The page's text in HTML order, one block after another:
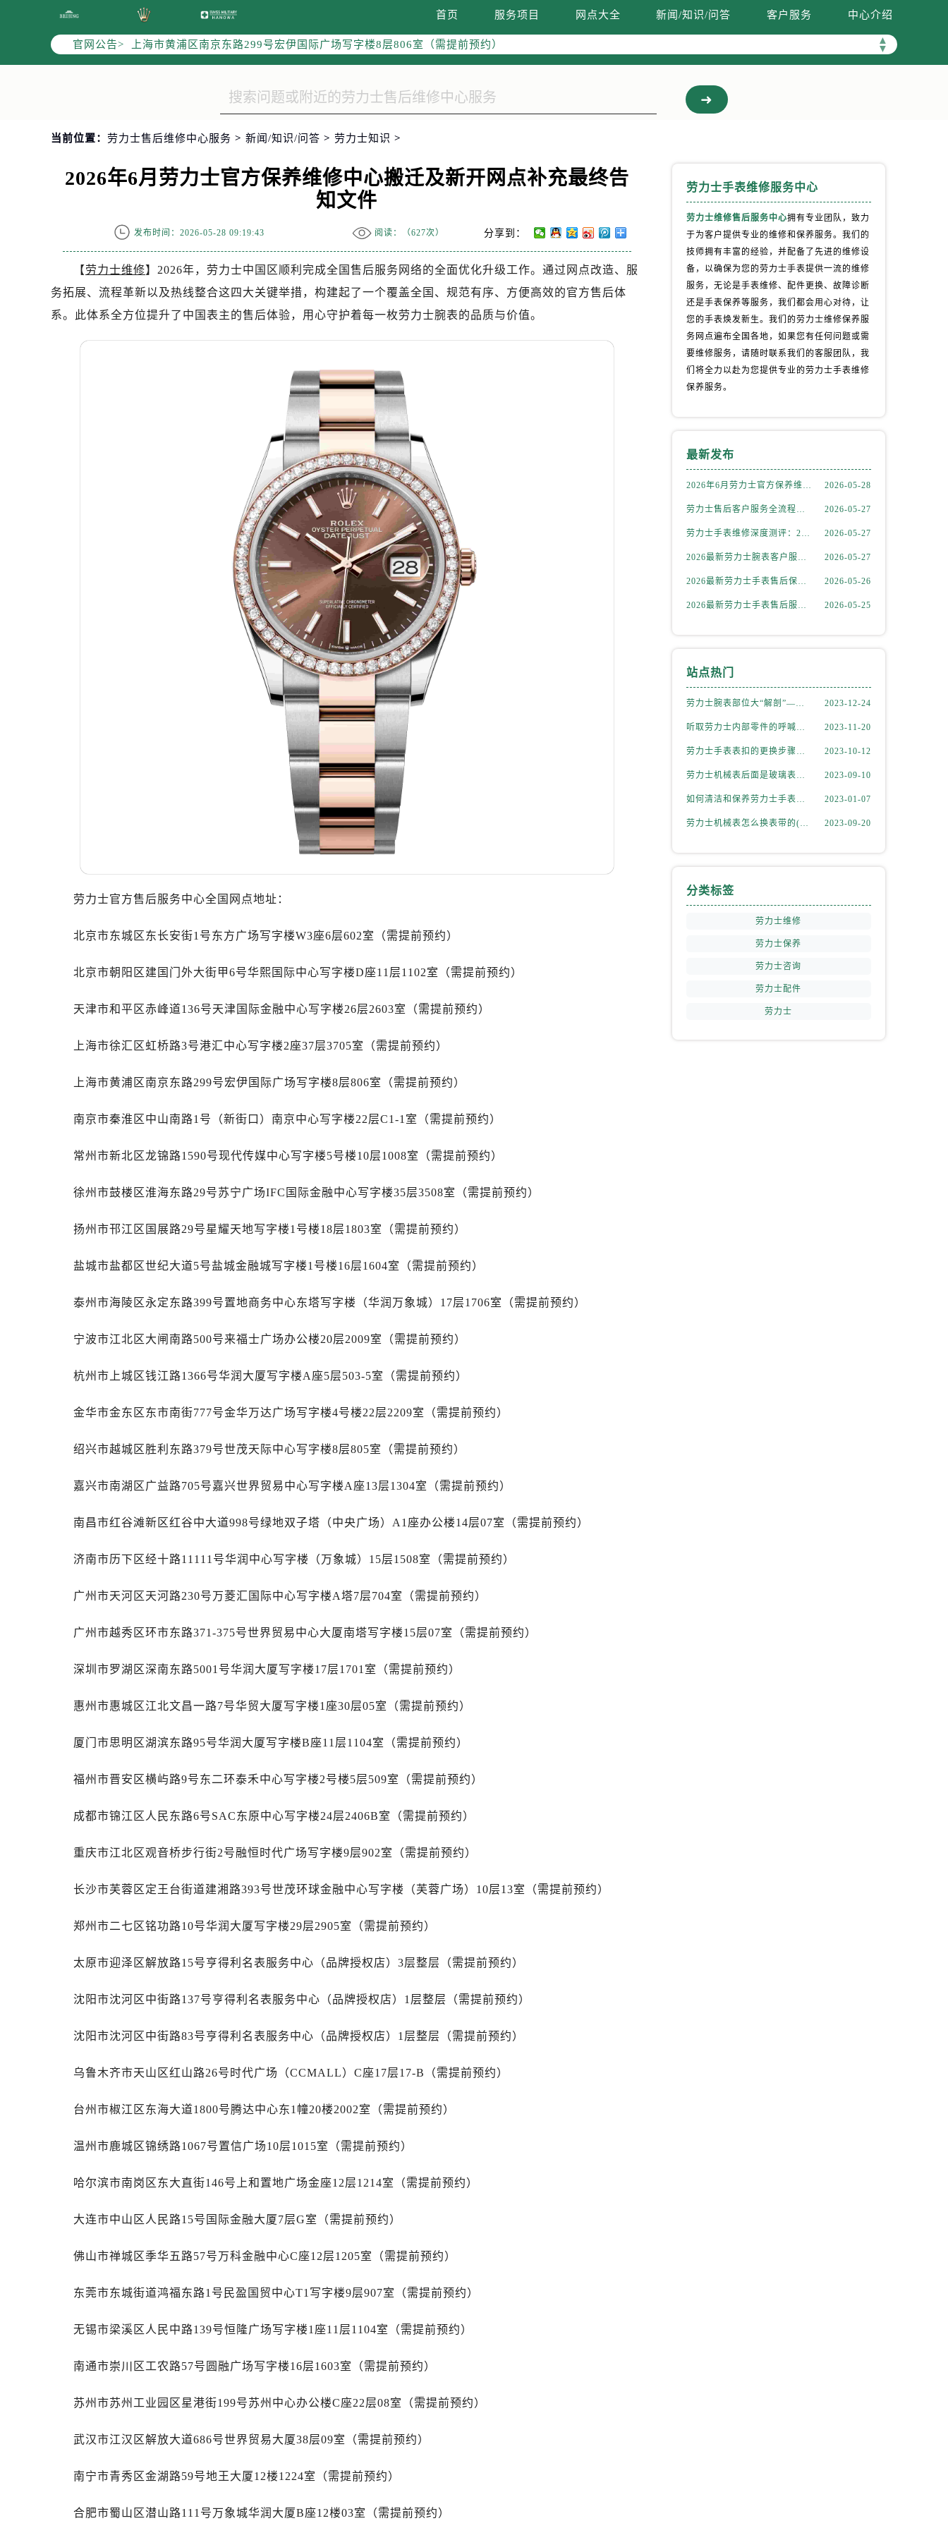
首页 服务项目 网点大全 新闻/知识/问答 客户服务 中心介绍
官网公告> ▲
▼
天津市和平区赤峰道136号天津国际金融中心写字楼26层2603室（需提前预约）
上海市徐汇区虹桥路3号港汇中心写字楼2座37层3705室（需提前预约）
上海市黄浦区南京东路299号宏伊国际广场写字楼8层806室（需提前预约）
南京市秦淮区中山南路1号（新街口）南京中心写字楼22层C1-1室（需提前预约）
徐州市鼓楼区淮海东路29号苏宁广场IFC国际金融中心写字楼35层3508室（需提前预约）
盐城市盐都区世纪大道5号盐城金融城写字楼1号楼16层1604室（需提前预约）
宁波市江北区大闸南路500号来福士广场办公楼20层2009室（需提前预约）
杭州市上城区钱江路1366号华润大厦写字楼A座5层503-5室（需提前预约）
绍兴市越城区胜利东路379号世茂天际中心写字楼8层805室（需提前预约）
嘉兴市南湖区广益路705号嘉兴世界贸易中心写字楼A座13层1304室（需提前预约）
济南市历下区经十路11111号华润中心写字楼（万象城）15层1508室（需提前预约）
广州市天河区天河路230号万菱汇国际中心写字楼A塔7层704室（需提前预约）
广州市越秀区环市东路371-375号世界贸易中心大厦南塔写字楼15层07室（需提前预约）
惠州市惠城区江北文昌一路7号华贸大厦写字楼1座30层05室（需提前预约）
厦门市思明区湖滨东路95号华润大厦写字楼B座11层1104室（需提前预约）
福州市晋安区横屿路9号东二环泰禾中心写字楼2号楼5层509室（需提前预约）
成都市锦江区人民东路6号SAC东原中心写字楼24层2406B室（需提前预约）
重庆市江北区观音桥步行街2号融恒时代广场写字楼9层902室（需提前预约）
长沙市芙蓉区定王台街道建湘路393号世茂环球金融中心写字楼（芙蓉广场）10层13室（需提前预约）
郑州市二七区铭功路10号华润大厦写字楼29层2905室（需提前预约）
太原市迎泽区解放路15号亨得利名表服务中心（品牌授权店）3层整层（需提前预约）
沈阳市沈河区中街路137号亨得利名表服务中心（品牌授权店）1层整层（需提前预约）
沈阳市沈河区中街路83号亨得利名表服务中心（品牌授权店）1层整层（需提前预约）
乌鲁木齐市天山区红山路26号时代广场（CCMALL）C座17层17-B（需提前预约）
温州市鹿城区锦绣路1067号置信广场10层1015室（需提前预约）
哈尔滨市南岗区东大直街146号上和置地广场金座12层1214室（需提前预约）
大连市中山区人民路15号国际金融大厦7层G室（需提前预约）
佛山市禅城区季华五路57号万科金融中心C座12层1205室（需提前预约）
东莞市东城街道鸿福东路1号民盈国贸中心T1写字楼9层907室（需提前预约）
无锡市梁溪区人民中路139号恒隆广场写字楼1座11层1104室（需提前预约）
南通市崇川区工农路57号圆融广场写字楼16层1603室（需提前预约）
苏州市苏州工业园区星港街199号苏州中心办公楼C座22层08室（需提前预约）
武汉市江汉区解放大道686号世界贸易大厦38层09室（需提前预约）
南宁市青秀区金湖路59号地王大厦12楼1224室（需提前预约）
合肥市蜀山区潜山路111号万象城华润大厦B座12楼03室（需提前预约）
泉州市丰泽区宝洲路729号浦西万达中心写字楼A座7楼709室（需提前预约）
青岛市南区山东路6号华润大厦B座22层04室（需提前预约）
烟台市芝罘区胜利路139号万达金融中心A座907室（需提前预约）
长春市朝阳区西安大路727号中银大厦A座(旺进大厦)18层09室（需提前预约）
贵阳市南明区都司高架桥路33号亨特国际金融中心14楼14D（需提前预约）
石家庄市长安区中山东路39号勒泰中心写字楼B座13层07室（需提前预约）
海口市龙华区金贸东路5号海口华润大厦B座17层1707室（需提前预约）
台州市椒江区东海大道1800号腾达中心东1幢20楼2002室（需提前预约）
黑龙江省鹤岗市向阳区红军路劳力士售后服务中心（需提前预约）
黑龙江省鸡西市鸡冠区红军路劳力士售后服务中心（需提前预约）
黑龙江省佳木斯市向阳区长安路劳力士售后服务中心（需提前预约）
黑龙江省七台河市桃山区大同街劳力士售后服务中心（需提前预约）
黑龙江省双鸭山市尖山区新兴大街劳力士售后服务中心（需提前预约）
黑龙江省伊春市伊美区通河路劳力士售后服务中心（需提前预约）
吉林省白山市浑江区浑江大街劳力士售后服务中心（需提前预约）
吉林省辽源市龙山区人民大街劳力士售后服务中心（需提前预约）
吉林省四平市铁东区紫气大路与南九经街交汇处劳力士售后服务中心（需提前预约）
吉林省松原市宁江区五环大街劳力士售后服务中心（需提前预约）
吉林省延边市延吉市解放路劳力士售后服务中心（需提前预约）
辽宁省本溪市平山区胜利路劳力士售后服务中心（需提前预约）
辽宁省丹东市振兴区七经街劳力士售后服务中心（需提前预约）
辽宁省阜新市海州区解放大街劳力士售后服务中心（需提前预约）
辽宁省锦州市古塔区中央大街劳力士售后服务中心（需提前预约）
辽宁省盘锦市兴隆台区石油大街劳力士售后服务中心（需提前预约）
辽宁省铁岭市银州区南马路劳力士售后服务中心（需提前预约）
辽宁省沈阳市沈河区中街路137号亨得利名表维修授权店1楼劳力士售后服务中心（需提前预约）
北京市朝阳区建国门外大街甲6号华熙国际中心D座11层1102室劳力士售后服务中心（需提前预约）
河北省保定市竞秀区朝阳北大街北国先天下劳力士售后服务中心（需提前预约）
内蒙古自治区巴彦淖尔市临河区新华街劳力士售后服务中心（需提前预约）
内蒙古自治区赤峰市红山区哈达街劳力士售后服务中心（需提前预约）
内蒙古自治区呼伦贝尔市海拉尔区中央街劳力士售后服务中心（需提前预约）
内蒙古自治区通辽市科尔沁区明仁大街劳力士售后服务中心（需提前预约）
内蒙古自治区乌兰察布市集宁区恩和大街劳力士售后服务中心（需提前预约）
内蒙古自治区兴安盟市乌兰浩特市兴安大街劳力士售后服务中心（需提前预约）
山西省晋城市城区黄华街劳力士售后服务中心（需提前预约）
山西省临汾市尧都区解放路劳力士售后服务中心（需提前预约）
山西省朔州市朔城区怡西路与鄯阳西街交汇处劳力士售后服务中心（需提前预约）
山西省阳泉市郊区平阳东街与新城大道交叉口劳力士售后服务中心（需提前预约）
山西省运城市盐湖区河东街劳力士售后服务中心（需提前预约）
山西省太原市迎泽区迎泽街道解放路15号亨得利名表维修授权店3楼劳力士售后服务中心（需提前预约）
安徽省安庆市迎江区人民路劳力士售后服务中心（需提前预约）
安徽省亳州市谯城区魏武大道劳力士售后服务中心（需提前预约）
安徽省滁州市琅琊区南谯北路劳力士售后服务中心（需提前预约）
安徽省淮北市相山区淮海路劳力士售后服务中心（需提前预约）
安徽省黄山市屯溪区黄山西路劳力士售后服务中心（需提前预约）
安徽省六安市金安区解放中路劳力士售后服务中心（需提前预约）
安徽省宿州市埇桥区人民中路劳力士售后服务中心（需提前预约）
安徽省芜湖市镜湖区中山路步行街劳力士售后服务中心（需提前预约）
福建省龙岩市新罗区九一南路劳力士售后服务中心（需提前预约）
当前位置： 劳力士售后维修中心服务 > 新闻/知识/问答 > 劳力士知识 >
2026年6月劳力士官方保养维修中心搬迁及新开网点补充最终告
知文件
发布时间：2026-05-28 09:19:43 阅读：（627次） 分享到：
【劳力士维修】2026年，劳力士中国区顺利完成全国售后服务网络的全面优化升级工作。通过网点改造、服
务拓展、流程革新以及热线整合这四大关键举措，构建起了一个覆盖全国、规范有序、方便高效的官方售后体
系。此体系全方位提升了中国表主的售后体验，用心守护着每一枚劳力士腕表的品质与价值。
劳力士官方售后服务中心全国网点地址：
北京市东城区东长安街1号东方广场写字楼W3座6层602室（需提前预约）
北京市朝阳区建国门外大街甲6号华熙国际中心写字楼D座11层1102室（需提前预约）
天津市和平区赤峰道136号天津国际金融中心写字楼26层2603室（需提前预约）
上海市徐汇区虹桥路3号港汇中心写字楼2座37层3705室（需提前预约）
上海市黄浦区南京东路299号宏伊国际广场写字楼8层806室（需提前预约）
南京市秦淮区中山南路1号（新街口）南京中心写字楼22层C1-1室（需提前预约）
常州市新北区龙锦路1590号现代传媒中心写字楼5号楼10层1008室（需提前预约）
徐州市鼓楼区淮海东路29号苏宁广场IFC国际金融中心写字楼35层3508室（需提前预约）
扬州市邗江区国展路29号星耀天地写字楼1号楼18层1803室（需提前预约）
盐城市盐都区世纪大道5号盐城金融城写字楼1号楼16层1604室（需提前预约）
泰州市海陵区永定东路399号置地商务中心东塔写字楼（华润万象城）17层1706室（需提前预约）
宁波市江北区大闸南路500号来福士广场办公楼20层2009室（需提前预约）
杭州市上城区钱江路1366号华润大厦写字楼A座5层503-5室（需提前预约）
金华市金东区东市南街777号金华万达广场写字楼4号楼22层2209室（需提前预约）
绍兴市越城区胜利东路379号世茂天际中心写字楼8层805室（需提前预约）
嘉兴市南湖区广益路705号嘉兴世界贸易中心写字楼A座13层1304室（需提前预约）
南昌市红谷滩新区红谷中大道998号绿地双子塔（中央广场）A1座办公楼14层07室（需提前预约）
济南市历下区经十路11111号华润中心写字楼（万象城）15层1508室（需提前预约）
广州市天河区天河路230号万菱汇国际中心写字楼A塔7层704室（需提前预约）
广州市越秀区环市东路371-375号世界贸易中心大厦南塔写字楼15层07室（需提前预约）
深圳市罗湖区深南东路5001号华润大厦写字楼17层1701室（需提前预约）
惠州市惠城区江北文昌一路7号华贸大厦写字楼1座30层05室（需提前预约）
厦门市思明区湖滨东路95号华润大厦写字楼B座11层1104室（需提前预约）
福州市晋安区横屿路9号东二环泰禾中心写字楼2号楼5层509室（需提前预约）
成都市锦江区人民东路6号SAC东原中心写字楼24层2406B室（需提前预约）
重庆市江北区观音桥步行街2号融恒时代广场写字楼9层902室（需提前预约）
长沙市芙蓉区定王台街道建湘路393号世茂环球金融中心写字楼（芙蓉广场）10层13室（需提前预约）
郑州市二七区铭功路10号华润大厦写字楼29层2905室（需提前预约）
太原市迎泽区解放路15号亨得利名表服务中心（品牌授权店）3层整层（需提前预约）
沈阳市沈河区中街路137号亨得利名表服务中心（品牌授权店）1层整层（需提前预约）
沈阳市沈河区中街路83号亨得利名表服务中心（品牌授权店）1层整层（需提前预约）
乌鲁木齐市天山区红山路26号时代广场（CCMALL）C座17层17-B（需提前预约）
台州市椒江区东海大道1800号腾达中心东1幢20楼2002室（需提前预约）
温州市鹿城区锦绣路1067号置信广场10层1015室（需提前预约）
哈尔滨市南岗区东大直街146号上和置地广场金座12层1214室（需提前预约）
大连市中山区人民路15号国际金融大厦7层G室（需提前预约）
佛山市禅城区季华五路57号万科金融中心C座12层1205室（需提前预约）
东莞市东城街道鸿福东路1号民盈国贸中心T1写字楼9层907室（需提前预约）
无锡市梁溪区人民中路139号恒隆广场写字楼1座11层1104室（需提前预约）
南通市崇川区工农路57号圆融广场写字楼16层1603室（需提前预约）
苏州市苏州工业园区星港街199号苏州中心办公楼C座22层08室（需提前预约）
武汉市江汉区解放大道686号世界贸易大厦38层09室（需提前预约）
南宁市青秀区金湖路59号地王大厦12楼1224室（需提前预约）
合肥市蜀山区潜山路111号万象城华润大厦B座12楼03室（需提前预约）
劳力士手表维修服务中心
劳力士维修售后服务中心拥有专业团队，致力
于为客户提供专业的维修和保养服务。我们的
技师拥有丰富的经验，并配备了先进的维修设
备，以确保为您的劳力士手表提供一流的维修
服务，无论是手表维修、配件更换、故障诊断
还是手表保养等服务，我们都会用心对待，让
您的手表焕发新生。我们的劳力士维修保养服
务网点遍布全国各地，如果您有任何问题或需
要维修服务，请随时联系我们的客服团队，我
们将全力以赴为您提供专业的劳力士手表维修
保养服务。
最新发布
2026年6月劳力士官方保养维修中心搬迁及新开网点补充最终告知文件 2026-05-28
劳力士售后客户服务全流程解析：官方电话与全国服务网点布局（2026年6月最新更新） 2026-05-27
劳力士手表维修深度测评：2026年6月最新官方售后服务网点全盘点 2026-05-27
2026最新劳力士腕表客户服务点地址考察报告 2026-05-27
2026最新劳力士手表售后保养中心地址考察报告 2026-05-26
2026最新劳力士手表售后服务点地址实地探访报告 2026-05-25
站点热门
劳力士腕表部位大“解剖”——劳力士大讲堂开课啦！ 2023-12-24
听取劳力士内部零件的呼喊，似有无尽的故事等待我们去探索 2023-11-20
劳力士手表表扣的更换步骤（如何更换手表的表扣） 2023-10-12
劳力士机械表后面是玻璃表盘(如何正确清洁和保养) 2023-09-10
如何清洁和保养劳力士手表的机芯 2023-01-07
劳力士机械表怎么换表带的(简单易学的步骤) 2023-09-20
分类标签
劳力士维修
劳力士保养
劳力士咨询
劳力士配件
劳力士